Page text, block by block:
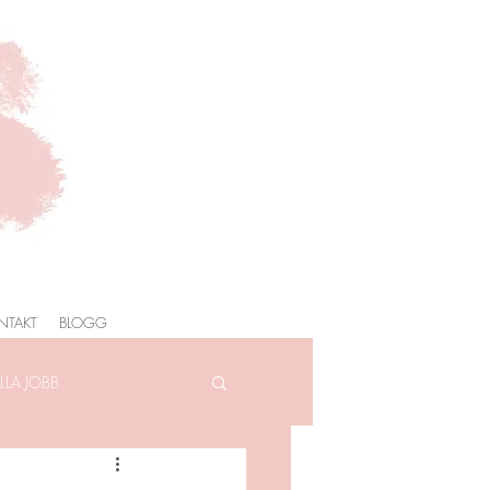
JOBB
BLOGG